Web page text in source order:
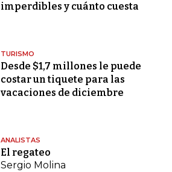
imperdibles y cuánto cuesta
TURISMO
Desde $1,7 millones le puede
costar un tiquete para las
vacaciones de diciembre
ANALISTAS
El regateo
Sergio Molina